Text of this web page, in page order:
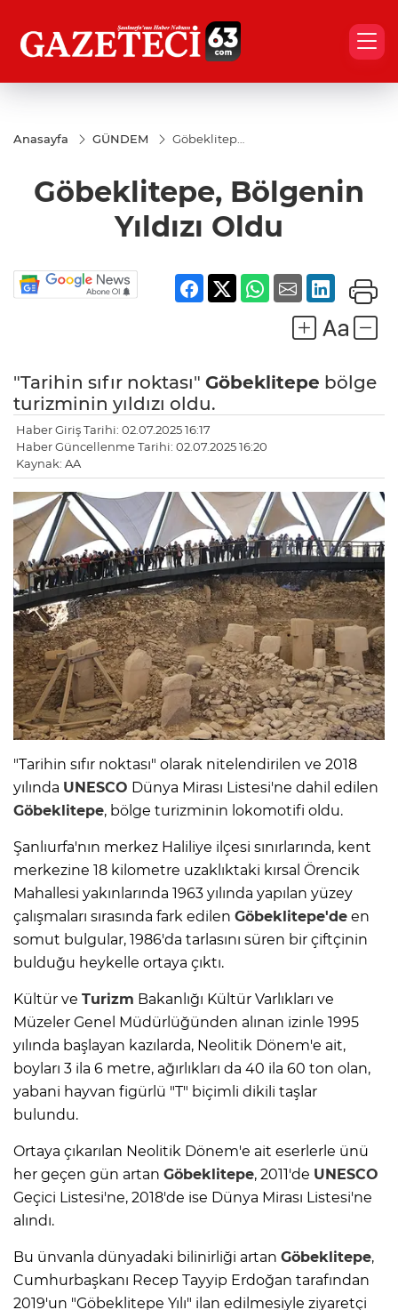
Anasayfa GÜNDEM
Göbeklitepe,
Göbeklitepe, Bölgenin
Yıldızı Oldu
"Tarihin sıfır noktası" Göbeklitepe bölge
turizminin yıldızı oldu.
Haber Giriş Tarihi: 02.07.2025 16:17
Haber Güncellenme Tarihi: 02.07.2025 16:20
Kaynak: AA
"Tarihin sıfır noktası" olarak nitelendirilen ve 2018
yılında UNESCO Dünya Mirası Listesi'ne dahil edilen
Göbeklitepe, bölge turizminin lokomotifi oldu.
Şanlıurfa'nın merkez Haliliye ilçesi sınırlarında, kent
merkezine 18 kilometre uzaklıktaki kırsal Örencik
Mahallesi yakınlarında 1963 yılında yapılan yüzey
çalışmaları sırasında fark edilen Göbeklitepe'de en
somut bulgular, 1986'da tarlasını süren bir çiftçinin
bulduğu heykelle ortaya çıktı.
Kültür ve Turizm Bakanlığı Kültür Varlıkları ve
Müzeler Genel Müdürlüğünden alınan izinle 1995
yılında başlayan kazılarda, Neolitik Dönem'e ait,
boyları 3 ila 6 metre, ağırlıkları da 40 ila 60 ton olan,
yabani hayvan figürlü "T" biçimli dikili taşlar
bulundu.
Ortaya çıkarılan Neolitik Dönem'e ait eserlerle ünü
her geçen gün artan Göbeklitepe, 2011'de UNESCO
Geçici Listesi'ne, 2018'de ise Dünya Mirası Listesi'ne
alındı.
Bu ünvanla dünyadaki bilinirliği artan Göbeklitepe,
Cumhurbaşkanı Recep Tayyip Erdoğan tarafından
2019'un "Göbeklitepe Yılı" ilan edilmesiyle ziyaretçi